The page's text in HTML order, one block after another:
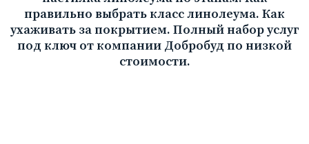
правильно выбрать класс линолеума. Как
ухаживать за покрытием. Полный набор услуг
под ключ от компании Добробуд по низкой
стоимости.